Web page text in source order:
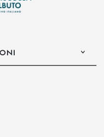
apre l’app di posta
l’app di posta